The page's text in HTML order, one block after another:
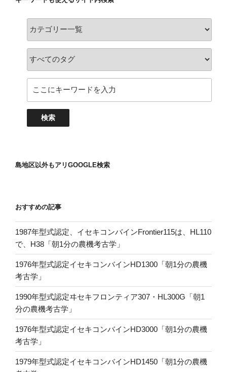
島地区以外もアリGOOGLE検索
おすすめの記事
1987年型式認定、イセキコンバインFrontier115は、HL110
で、H38「朝1分の農機考古学」
1976年型式認定イセキコンバインHD1300「朝1分の農機
考古学」
1990年型式認定ヰセキフロンティア307・HL300G「朝1
分の農機考古学」
1976年型式認定イセキコンバインHD3000「朝1分の農機
考古学」
1979年型式認定イセキコンバインHD1450「朝1分の農機